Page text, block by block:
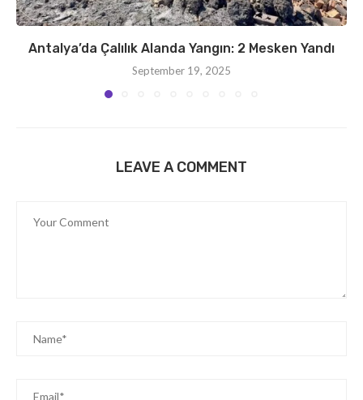
Antalya’da Çalılık Alanda Yangın: 2 Mesken Yandı
September 19, 2025
LEAVE A COMMENT